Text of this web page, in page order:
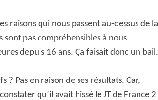
raisons qui nous passent au-dessus de la
sont pas compréhensibles à nous
depuis 16 ans. Ça faisait donc un bail.
? Pas en raison de ses résultats. Car,
qu’il avait hissé le JT de France 2